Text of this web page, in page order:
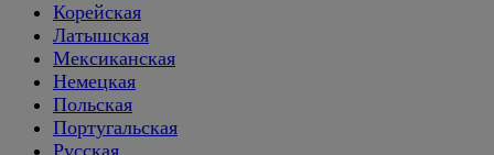
Корейская
Латышская
Мексиканская
Немецкая
Польская
Португальская
Русская